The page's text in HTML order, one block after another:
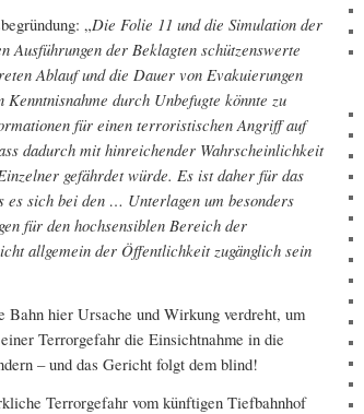
„Die Folie 11 und die Simulation der
Ausführungen der Beklagten schützenswerte
Ablauf und die Dauer von Evakuierungen
Kenntnisnahme durch Unbefugte könnte zu
für einen terroristischen Angriff auf
dadurch mit hinreichender Wahrscheinlichkeit
gefährdet würde. Es ist daher für das
es sich bei den … Unterlagen um besonders
für den hochsensiblen Bereich der
allgemein der Öffentlichkeit zugänglich sein
hier Ursache und Wirkung verdreht, um
Terrorgefahr die Einsichtnahme in die
– und das Gericht folgt dem blind!
Terrorgefahr vom künftigen Tiefbahnhof